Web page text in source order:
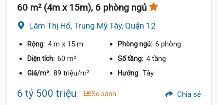
60 m² (4m x 15m), 6 phòng ngủ
Lâm Thị Hố, Trung Mỹ Tây, Quận 12
Rộng: 4 m x 15 m Phòng ngủ: 6 phòng
Diện tích: 60 m² Số tầng: 4 tầng
Giá/m²: 89 triệu/m² Hướng: Tây
6 tỷ 500 triệu So sánh Chia sẻ